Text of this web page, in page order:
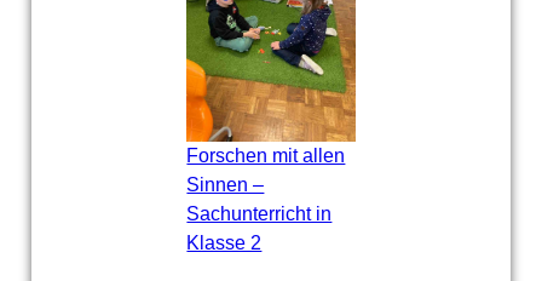
Forschen mit allen
Sinnen –
Sachunterricht in
Klasse 2